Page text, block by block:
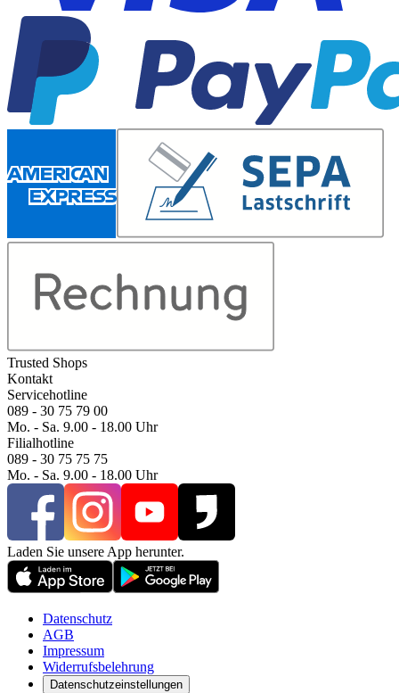
Trusted Shops
Kontakt
Servicehotline
089 - 30 75 79 00
Mo. - Sa. 9.00 - 18.00 Uhr
Filialhotline
089 - 30 75 75 75
Mo. - Sa. 9.00 - 18.00 Uhr
Laden Sie unsere App herunter.
Datenschutz
AGB
Impressum
Widerrufsbelehrung
Datenschutzeinstellungen